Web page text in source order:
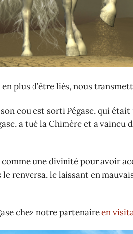
plus d’être liés, nous
cou est sorti Pégase, qui
a tué la Chimère et a
une divinité pour avoir
le renversa, le laissant en
chez notre partenaireen